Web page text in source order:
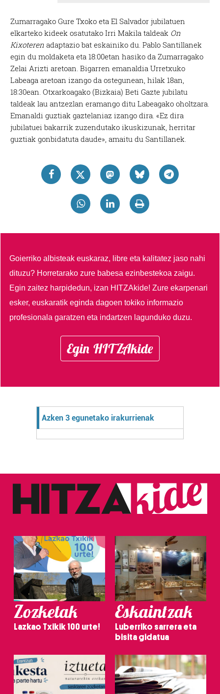
Zumarragako Gure Txoko eta El Salvador jubilatuen
elkarteko kideek osatutako Irri Makila taldeak On
Kixoteren adaptazio bat eskainiko du. Pablo Santillanek
egin du moldaketa eta 18:00etan hasiko da Zumarragako
Zelai Arizti aretoan. Bigarren emanaldia Urretxuko
Labeaga aretoan izango da ostegunean, hilak 18an,
18:30ean. Otxarkoagako (Bizkaia) Beti Gazte jubilatu
taldeak lau antzezlan eramango ditu Labeagako oholtzara.
Emanaldi guztiak gaztelaniaz izango dira. «Ez dira
jubilatuei bakarrik zuzendutako ikuskizunak, herritar
guztiak gonbidatuta daude», amaitu du Santillanek.
Goierriko albisteak euskaraz, libre eta kalitatez jaso nahi
dituzu? Horretarako zure babesa ezinbestekoa zaigu.
Egin zaitez harpidedun, izan HITZAkide!Zure ekarpenari
esker, euskaratik eginda dagoen tokiko informazio
profesionala garatzen eta indartzen lagunduko duzu.
Egin HITZAkide
Azken 3 egunetako irakurrienak
Zozketak
Lazkao Txikik 100 urte!
Eskaintzak
Luberriko sarrera eta
bisita gidatua